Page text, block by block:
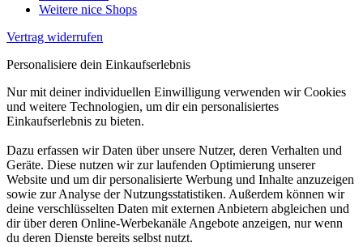
Weitere nice Shops
Vertrag widerrufen
Personalisiere dein Einkaufserlebnis
Nur mit deiner individuellen Einwilligung verwenden wir Cookies
und weitere Technologien, um dir ein personalisiertes
Einkaufserlebnis zu bieten.
Dazu erfassen wir Daten über unsere Nutzer, deren Verhalten und
Geräte. Diese nutzen wir zur laufenden Optimierung unserer
Website und um dir personalisierte Werbung und Inhalte anzuzeigen
sowie zur Analyse der Nutzungsstatistiken. Außerdem können wir
deine verschlüsselten Daten mit externen Anbietern abgleichen und
dir über deren Online-Werbekanäle Angebote anzeigen, nur wenn
du deren Dienste bereits selbst nutzt.